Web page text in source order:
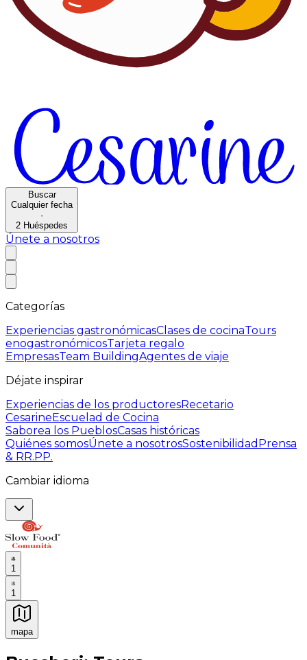
Buscar
Cualquier fecha
·
2 Huéspedes
Únete a nosotros
Categorías
Experiencias gastronómicasClases de cocinaTours
enogastronómicosTarjeta regalo
EmpresasTeam BuildingAgentes de viaje
Déjate inspirar
Experiencias de los productoresRecetario
CesarineEscuelad de Cocina
Saborea los PueblosCasas históricas
Quiénes somosÚnete a nosotrosSostenibilidad Prensa
& RR.PP.
Cambiar idioma
1
1
mapa